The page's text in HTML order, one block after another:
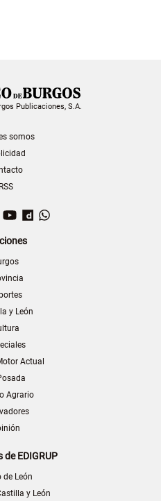
Publicaciones, S.A.
somos
RSS
Instagram
YouTubeDailymotion
y León
Actual
Agrario
EDIGRUP
de León
y León